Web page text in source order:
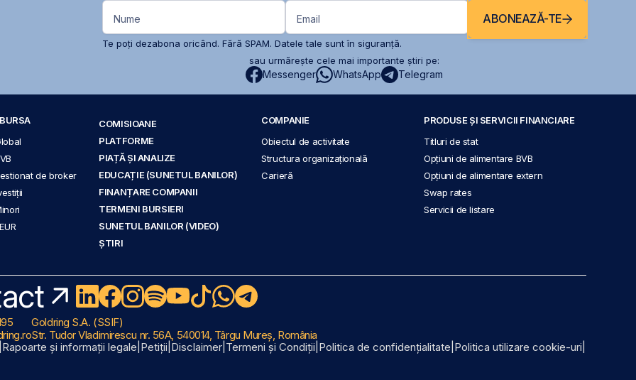
Nume Email ABONEAZĂ-TE
Te poți dezabona oricând. Fără SPAM. Datele tale sunt în siguranță.
sau urmărește cele mai importante știri pe:
Messenger WhatsApp Telegram
de broker
COMISIOANE
PLATFORME
PIAȚĂ ȘI ANALIZE
EDUCAȚIE (SUNETUL BANILOR)
FINANȚARE COMPANII
TERMENI BURSIERI
SUNETUL BANILOR (VIDEO)
ȘTIRI
COMPANIE
Obiectul de activitate
Structura organizațională
Carieră
PRODUSE ȘI SERVICII FINANCIARE
Titluri de stat
Opțiuni de alimentare BVB
Opțiuni de alimentare extern
Swap rates
Servicii de listare
Goldring S.A. (SSIF)
Str. Tudor Vladimirescu nr. 56A, 540014, Târgu Mureș, România
Rapoarte și informații legale Petiții Disclaimer Termeni și Condiții Politica de confidențialitate Politica utilizare cookie-uri